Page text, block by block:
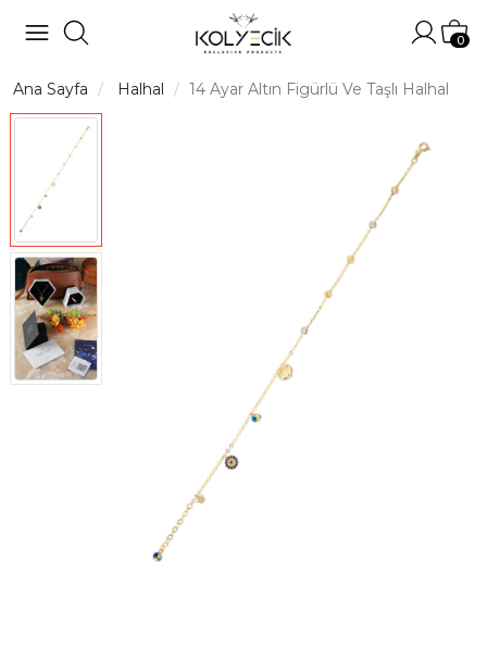
0
Ana Sayfa Halhal 14 Ayar Altın Figürlü Ve Taşlı Halhal